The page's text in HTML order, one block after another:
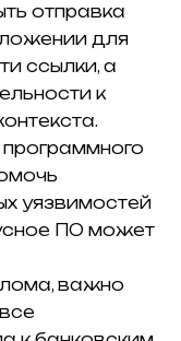
отправка
для
ссылки, а
к
уязвимостей
ПО может
важно